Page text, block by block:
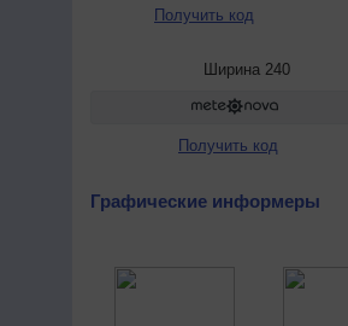
Получить код
Ширина 240
Получить код
Графические информеры